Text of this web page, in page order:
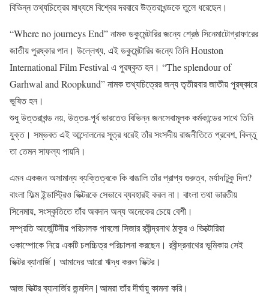
বিভিন্ন তথ্যচিত্রের মাধ্যমে বিশ্বের দরবারে উত্তরাখন্ডকে তুলে ধরেছেন।
“Where no journeys End” নামক ডকুমেন্টারির জন্যে শ্রেষ্ঠ সিনেমাটোগ্রাফারের
জাতীয় পুরষ্কার পান। উল্লেখ্য, এই ডকুমেন্টারির জন্যে তিনি Houston
International Film Festival এ পুরষ্কৃত হন। “The splendour of
Garhwal and Roopkund” নামক তথ্যচিত্রের জন্য তৃতীয়বার জাতীয় পুরষ্কারে
ভূষিত হন।
শুধু উত্তরাখন্ড নয়, উত্তর-পূর্ব ভারতেও বিভিন্ন জনসেবামূলক কর্মকান্ডের সাথে তিনি
যুক্ত। সম্ভবত এই আন্দোলনের সূত্র ধরেই তাঁর সংসদীয় রাজনীতিতে প্রবেশ, কিন্তু
তা তেমন সাফল্য পায়নি।
এমন একজন অসামান্য ব্যক্তিত্বকে কি বাঙালি তাঁর প্রাপ্য গুরুত্ব, মর্যাদাটুকু দিল?
বাংলা ফিল্ম ইন্ডাস্ট্রিও ভিক্টরকে সেভাবে ব্যবহারই করল না। বাংলা তথা ভারতীয়
সিনেমায়, সংস্কৃতিতে তাঁর অবদান অন্য অনেকের চেয়ে বেশী।
সম্প্রতি আর্জেন্টিনীয় পরিচালক পাবলো সিজার রবীন্দ্রনাথ ঠাকুর ও ভিক্টোরিয়া
ওকাম্পোকে নিয়ে একটি চলচ্চিত্র পরিচালনা করছেন। রবীন্দ্রনাথের ভূমিকায় সেই
ভিক্টর ব্যানার্জি। আমাদের আরো ঋদ্ধ করুন ভিক্টর।
আজ ভিক্টর ব্যানার্জির জন্মদিন | আমরা তাঁর দীর্ঘায়ু কামনা করি।